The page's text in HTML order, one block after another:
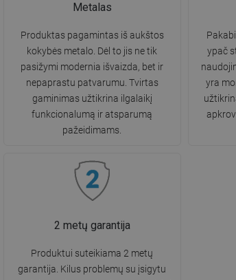
Metalas
Produktas pagamintas iš aukštos
kokybės metalo. Dėl to jis ne tik
pasižymi modernia išvaizda, bet ir
nepaprastu patvarumu. Tvirtas
gaminimas užtikrina ilgalaikį
funkcionalumą ir atsparumą
pažeidimams.
ypač
yra
2 metų garantija
Produktui suteikiama 2 metų
garantija. Kilus problemų su įsigytu